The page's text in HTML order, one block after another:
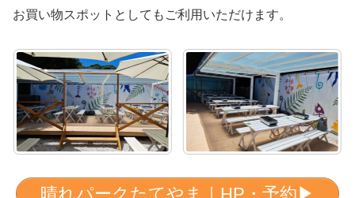
お買い物スポットとしてもご利用いただけます。
晴れパークたてやま｜HP・予約▶︎